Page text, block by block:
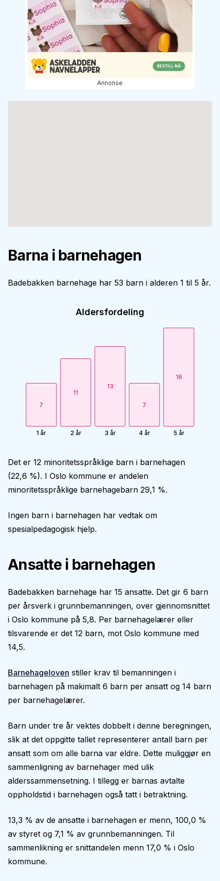
Annonse
Barna i barnehagen
Badebakken barnehage har 53 barn i alderen 1 til 5 år.
Aldersfordeling
7
1 år
11
2 år
13
3 år
7
4 år
16
5 år
Det er 12 minoritetsspråklige barn i barnehagen
(22,6 %). I Oslo kommune er andelen
minoritetsspråklige barnehagebarn 29,1 %.
Ingen barn i barnehagen har vedtak om
spesialpedagogisk hjelp.
Ansatte i barnehagen
Badebakken barnehage har 15 ansatte. Det gir 6 barn
per årsverk i grunnbemanningen, over gjennomsnittet
i Oslo kommune på 5,8. Per barnehagelærer eller
tilsvarende er det 12 barn, mot Oslo kommune med
14,5.
Barnehageloven stiller krav til bemanningen i
barnehagen på makimalt 6 barn per ansatt og 14 barn
per barnehagelærer.
Barn under tre år vektes dobbelt i denne beregningen,
slik at det oppgitte tallet representerer antall barn per
ansatt som om alle barna var eldre. Dette muliggjør en
sammenligning av barnehager med ulik
alderssammensetning. I tillegg er barnas avtalte
oppholdstid i barnehagen også tatt i betraktning.
13,3 % av de ansatte i barnehagen er menn, 100,0 %
av styret og 7,1 % av grunnbemanningen. Til
sammenlikning er snittandelen menn 17,0 % i Oslo
kommune.